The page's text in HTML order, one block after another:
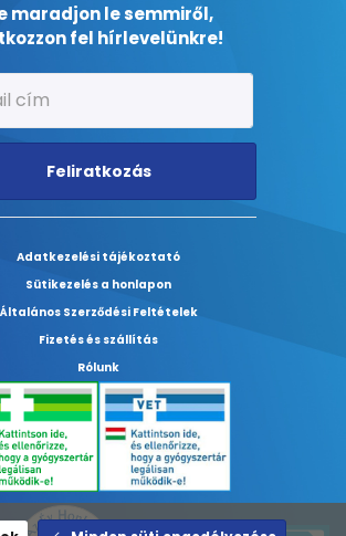
maradjon le semmiről,
fel hírlevelünkre!
Feliratkozás
Adatkezelési tájékoztató
Sütikezelés a honlapon
Általános Szerződési Feltételek
Fizetés és szállítás
Rólunk